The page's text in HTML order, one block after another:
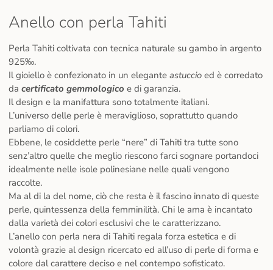
Anello con perla Tahiti
Perla Tahiti coltivata con tecnica naturale su gambo in argento
925‰.
Il gioiello è confezionato in un elegante astuccio ed è corredato
da certificato gemmologico e di garanzia.
Il design e la manifattura sono totalmente italiani.
L’universo delle perle è meraviglioso, soprattutto quando
parliamo di colori.
Ebbene, le cosiddette perle “nere” di Tahiti tra tutte sono
senz’altro quelle che meglio riescono farci sognare portandoci
idealmente nelle isole polinesiane nelle quali vengono
raccolte.
Ma al di la del nome, ciò che resta è il fascino innato di queste
perle, quintessenza della femminilità. Chi le ama è incantato
dalla varietà dei colori esclusivi che le caratterizzano.
L’anello con perla nera di Tahiti regala forza estetica e di
volontà grazie al design ricercato ed all’uso di perle di forma e
colore dal carattere deciso e nel contempo sofisticato.